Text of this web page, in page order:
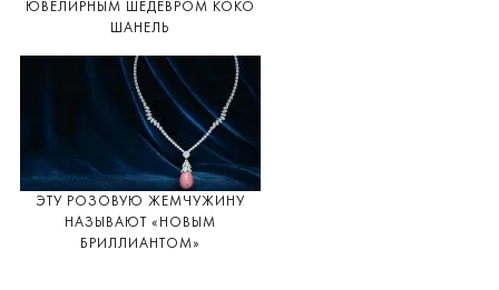
ЮВЕЛИРНЫМ ШЕДЕВРОМ КОКО
ШАНЕЛЬ
ЭТУ РОЗОВУЮ ЖЕМЧУЖИНУ
НАЗЫВАЮТ «НОВЫМ
БРИЛЛИАНТОМ»